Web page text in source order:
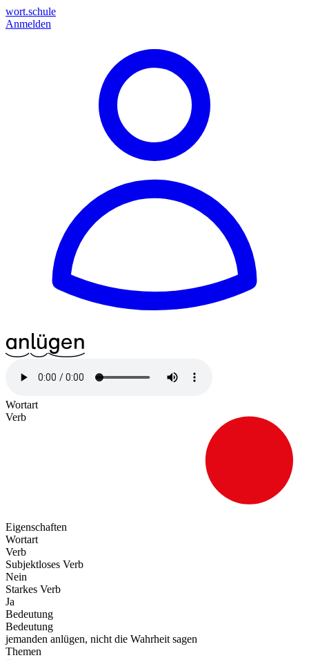
wort.schule
Anmelden
^13an^09lü^21gen
Wortart
Verb
Eigenschaften
Wortart
Verb
Subjektloses Verb
Nein
Starkes Verb
Ja
Bedeutung
Bedeutung
jemanden anlügen, nicht die Wahrheit sagen
Themen